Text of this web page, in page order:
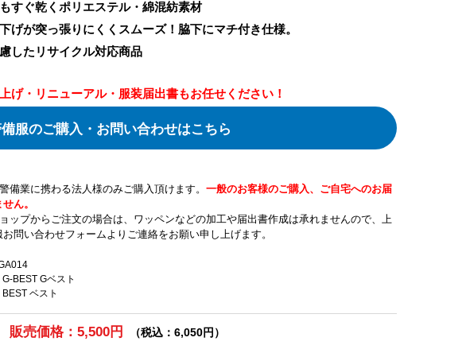
すぐ乾くポリエステル・綿混紡素材
げが突っ張りにくくスムーズ！脇下にマチ付き仕様。
したリサイクル対応商品
げ・リニューアル・服装届出書もお任せください！
服のご購入・お問い合わせはこちら
備業に携わる法人様のみご購入頂けます。 一般のお客様のご購入、ご自宅へのお届
ん。
ップからご注文の場合は、ワッペンなどの加工や届出書作成は承れませんので、上
問い合わせフォームよりご連絡をお願い申し上げます。
G-BEST Gベスト
BEST ベスト
販売価格：5,500円 （税込：6,050円）